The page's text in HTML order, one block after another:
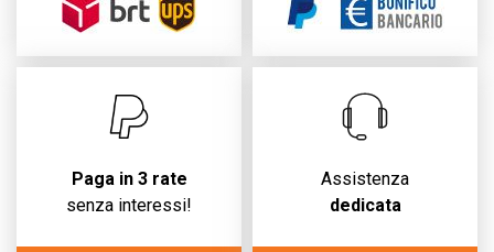
Paga in 3 rate
senza interessi!
Assistenza
dedicata